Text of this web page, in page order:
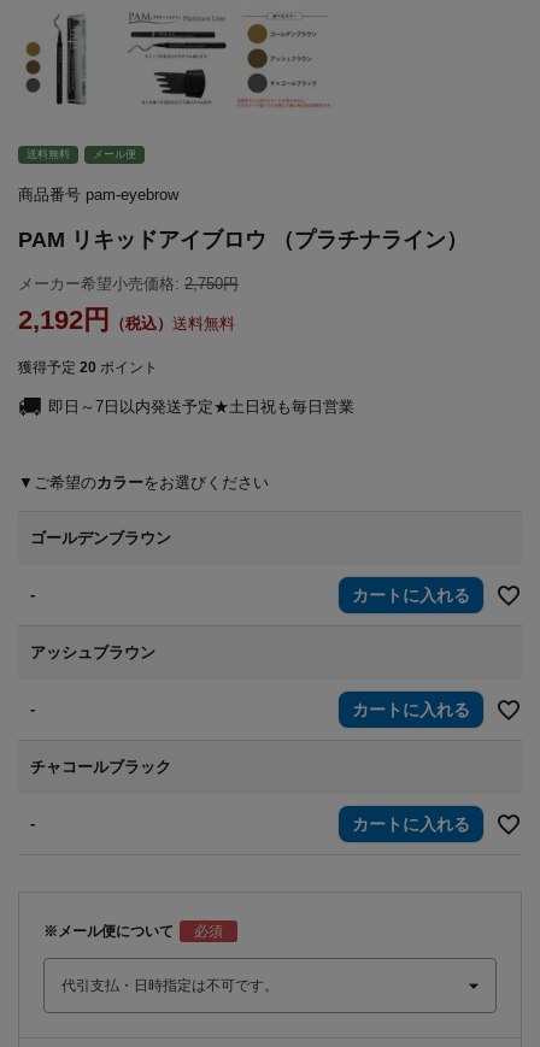
送料無料 メール便
商品番号 pam-eyebrow
PAM リキッドアイブロウ （プラチナライン）
メーカー希望小売価格: 2,750
2,192 送料無料
獲得予定 20 ポイント
即日～7日以内発送予定★土日祝も毎日営業
カラー
ゴールデンブラウン
- カートに入れる
アッシュブラウン
- カートに入れる
チャコールブラック
- カートに入れる
※メール便について